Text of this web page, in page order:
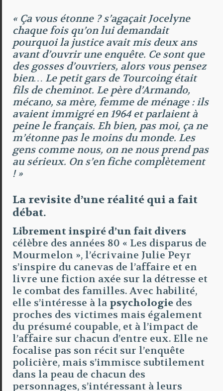
« Ça vous étonne ? s’agaçait Jocelyne
chaque fois qu’on lui demandait
pourquoi la justice avait mis deux ans
avant d’ouvrir une enquête. Ce sont que
des gosses d’ouvriers, alors vous pensez
bien… Le petit gars de Tourcoing était
fils de cheminot. Le père d’Armando,
mécano, sa mère, femme de ménage : ils
avaient immigré en 1964 et parlaient à
peine le français. Eh bien, pas moi, ça ne
m’étonne pas le moins du monde. Les
gens comme nous, on ne nous prend pas
au sérieux. On s’en fiche complètement
! »
La revisite d’une réalité qui a fait
débat.
Librement inspiré d’un fait divers
célèbre des années 80 « Les disparus de
Mourmelon », l’écrivaine Julie Peyr
s’inspire du canevas de l’affaire et en
livre une fiction axée sur la détresse et
le combat des familles. Avec habilité,
elle s’intéresse à la psychologie des
proches des victimes mais également
du présumé coupable, et à l’impact de
l’affaire sur chacun d’entre eux. Elle ne
focalise pas son récit sur l’enquête
policière, mais s’immisce subtilement
dans la peau de chacun des
personnages, s’intéressant à leurs